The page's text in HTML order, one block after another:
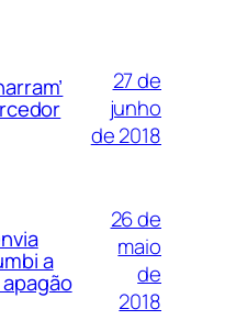
27 de
junho
de 2018
a
26 de
maio
de
2018